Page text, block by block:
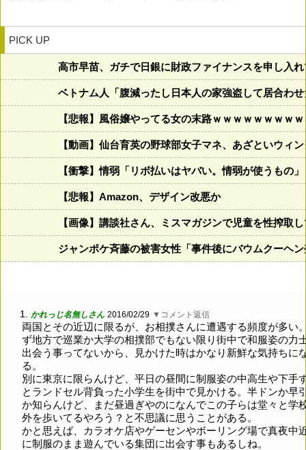
PICK UP
高市早苗、ガチで日銀に財政ファイナンスを申し入
ベトナム人「腹減ったし日本人の家強盗して居合わ
【悲報】風俗嬢やってる女の末路ｗｗｗｗｗｗｗｗ
【動画】仙台育英の野球部女子マネ、あざといウィ
【衝撃】情弱「リボ払いはヤバい。情弱が使う
【悲報】Amazon、デザイン改悪か
【画像】講談社さん、ミスマガジンで児童を性搾取
ジャンポケ斉藤の被害女性「事件後にバウムクーヘ
1. かれっじ名無しさん 2016/02/29 ▼コメント返信
両国とその近辺に限るが、お相撲さんに遭遇する頻度が多い
ず地方で巡業か大学の相撲部でもない限り街中で和服姿の力
出会う事ってないから、見かけた時はかなり新鮮な気持ちに
る。
別に東京に限らんけど、平日の昼間に制服姿の中高生や下手
とランドセル背負った小学生を街中で見かける。半ドンか早
か知らんけど、まだ昼過ぎやのになんでこの子らは堂々と学
外を歩いてるやろう？と不思議に思うことがある。
かと思えば、カラオケ店やゲーセンやボーリング場で真夜中
に制服のまま遊んでいる集団に出会す事もあるしね。